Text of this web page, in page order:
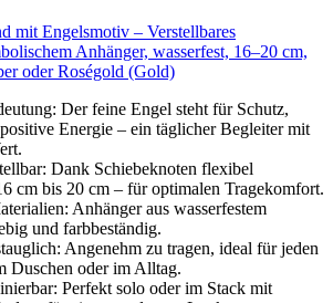
mit Engelsmotiv – Verstellbares
Anhänger, wasserfest, 16–20 cm,
oder Roségold (Gold)
Der feine Engel steht für Schutz,
Energie – ein täglicher Begleiter mit
Dank Schiebeknoten flexibel
cm bis 20 cm – für optimalen Tragekomfort.
Anhänger aus wasserfestem
und farbbeständig.
Angenehm zu tragen, ideal für jeden
Duschen oder im Alltag.
Perfekt solo oder im Stack mit